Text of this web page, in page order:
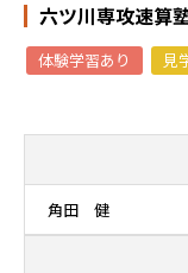
六ツ川専攻速算
体験学習あり 見
角田 健